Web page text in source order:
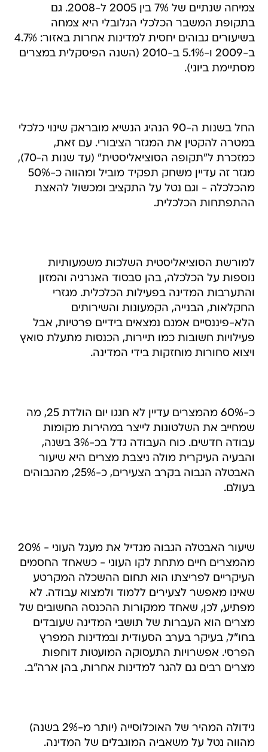
צמיחה שנתיים של 7% בין 2005 ל-2008. גם
בתקופת המשבר הכלכלי הגלובלי היא צמחה
בשיעורים גבוהים יחסית למדינות אחרות באזור: 4.7%
ב-2009 ו-5.1% ב-2010 (השנה הפיסקלית במצרים
מסתיימת ביוני).
החל בשנות ה-90 הנהיג הנשיא מובראק שינוי כלכלי
במטרה להקטין את המגזר הציבורי. עם זאת,
כמזכרת ל"תקופה הסוציאליסטית" (עד שנות ה-70),
מגזר זה עדיין משחק תפקיד מוביל ומהווה כ-50%
מהכלכלה - וגם נטל על התקציב ומכשול להאצת
ההתפתחות הכלכלית.
למורשת הסוציאליסטית השלכות משמעותיות
נוספות על הכלכלה, בהן סבסוד האנרגיה והמזון
והתערבות המדינה בפעילות הכלכלית. מגזרי
החקלאות, הבנייה, הקמעונות והשירותים
הלא-פיננסיים אמנם נמצאים בידיים פרטיות, אבל
פעילויות חשובות כמו תיירות, הכנסות מתעלת סואץ
ויצוא סחורות מוחזקות בידי המדינה.
כ-60% מהמצרים עדיין לא חגגו יום הולדת 25, מה
שמחייב את השלטונות לייצר במהירות מקומות
עבודה חדשים. כוח העבודה גדל בכ-3% בשנה,
והבעיה העיקרית מולה ניצבת מצרים היא שיעור
האבטלה הגבוה בקרב הצעירים, כ-25%, מהגבוהים
בעולם.
שיעור האבטלה הגבוה מגדיל את מעגל העוני - 20%
מהמצרים חיים מתחת לקו העוני - כשאחד החסמים
העיקריים לפריצתו הוא תחום ההשכלה המקרטע
שאינו מאפשר לצעירים ללמוד ולמצוא עבודה. לא
מפתיע, לכן, שאחד ממקורות ההכנסה החשובים של
מצרים הוא העברות של תושבי המדינה שעובדים
בחו"ל, בעיקר בערב הסעודית ובמדינות המפרץ
הפרסי. אפשרויות התעסוקה המועטות דוחפות
מצרים רבים גם להגר למדינות אחרות, בהן ארה"ב.
גידולה המהיר של האוכלוסייה (יותר מ-2% בשנה)
מהווה נטל על משאביה המוגבלים של המדינה.